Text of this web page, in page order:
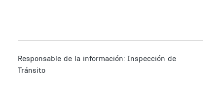
Responsable de la información: Inspección de
Tránsito